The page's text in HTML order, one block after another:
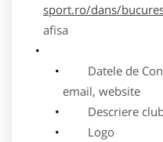
sport.ro/dans/
afisa
Datele de
email, website
Descriere club
Logo